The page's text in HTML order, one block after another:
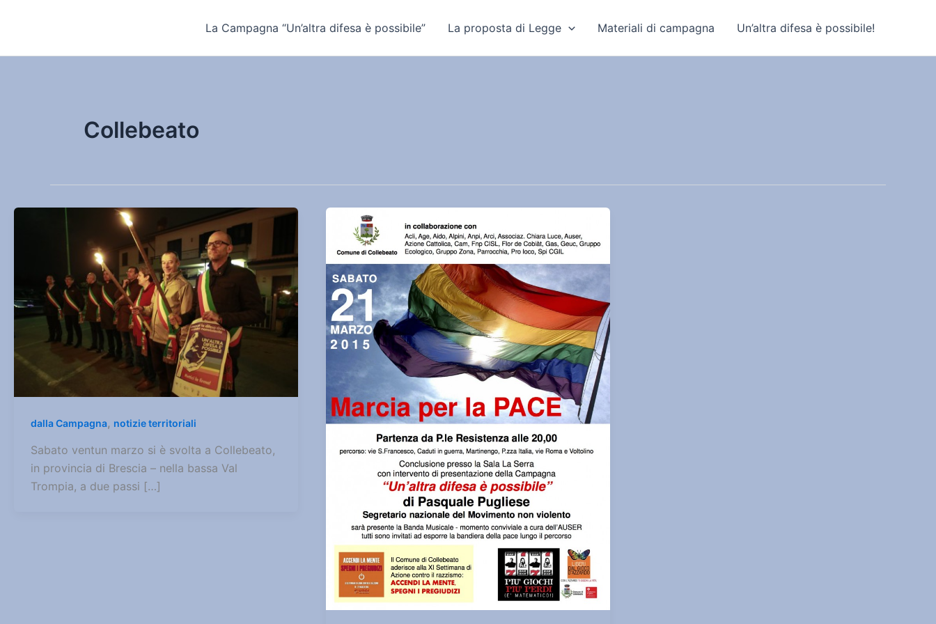
La Campagna “Un’altra difesa è possibile” La proposta di Legge Materiali di campagna Un’altra difesa è possibile!
Collebeato
dalla Campagna, notizie territoriali
Sabato ventun marzo si è svolta a Collebeato,
in provincia di Brescia – nella bassa Val
Trompia, a due passi […]